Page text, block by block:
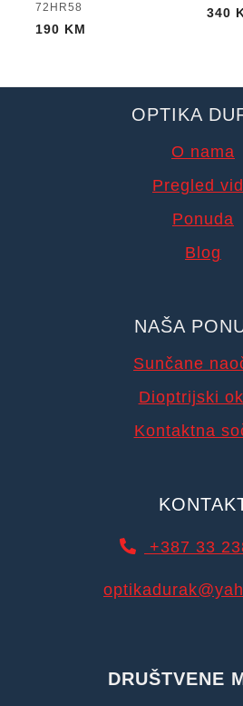
72HR58
190 KM
340
OPTIKA
O nama
Pregled
Ponuda
Blog
NAŠA
Sunčane
Dioptrijski
Kontaktna
+387 33
DRUŠTVENE